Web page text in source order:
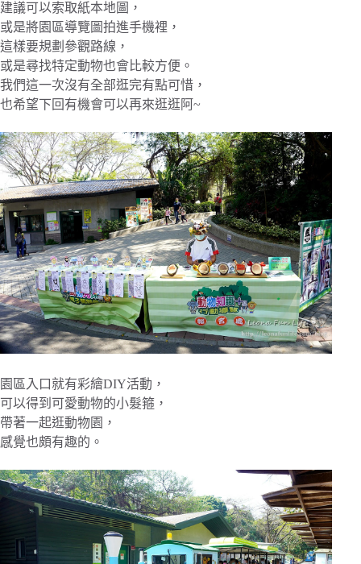
建議可以索取紙本地圖，
或是將園區導覽圖拍進手機裡，
這樣要規劃參觀路線，
或是尋找特定動物也會比較方便。
我們這一次沒有全部逛完有點可惜，
也希望下回有機會可以再來逛逛阿~
園區入口就有彩繪DIY活動，
可以得到可愛動物的小髮箍，
帶著一起逛動物園，
感覺也頗有趣的。